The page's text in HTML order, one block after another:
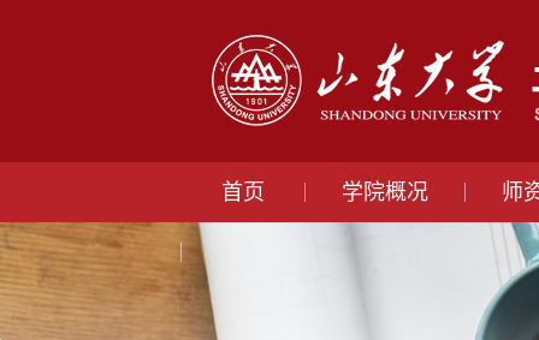
首页 学院概况 师